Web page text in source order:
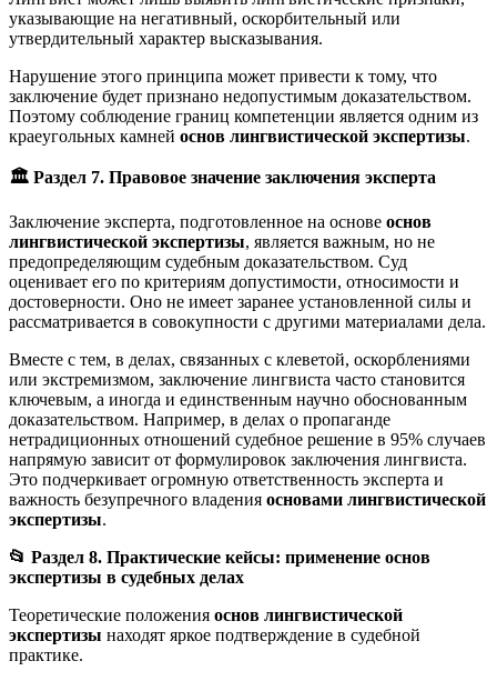
указывающие на негативный, оскорбительный или
утвердительный характер высказывания.
Нарушение этого принципа может привести к тому, что
заключение будет признано недопустимым доказательством.
Поэтому соблюдение границ компетенции является одним из
краеугольных камней основ лингвистической экспертизы.
🏛️ Раздел 7. Правовое значение заключения эксперта
Заключение эксперта, подготовленное на основе основ
лингвистической экспертизы, является важным, но не
предопределяющим судебным доказательством. Суд
оценивает его по критериям допустимости, относимости и
достоверности. Оно не имеет заранее установленной силы и
рассматривается в совокупности с другими материалами дела.
Вместе с тем, в делах, связанных с клеветой, оскорблениями
или экстремизмом, заключение лингвиста часто становится
ключевым, а иногда и единственным научно обоснованным
доказательством. Например, в делах о пропаганде
нетрадиционных отношений судебное решение в 95% случаев
напрямую зависит от формулировок заключения лингвиста.
Это подчеркивает огромную ответственность эксперта и
важность безупречного владения основами лингвистической
экспертизы.
📂 Раздел 8. Практические кейсы: применение основ
экспертизы в судебных делах
Теоретические положения основ лингвистической
экспертизы находят яркое подтверждение в судебной
практике.